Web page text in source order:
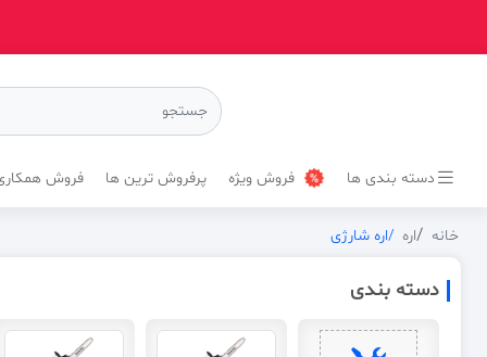
دسته بندی ها فروش ویژه پرفروش ترین ها فروش
خانه اره اره شارژی
دسته بندی